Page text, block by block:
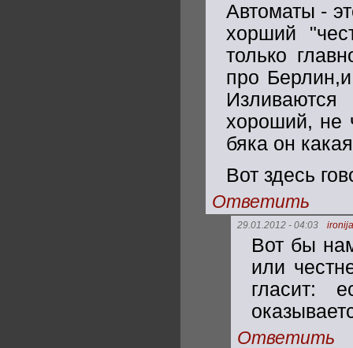
Автоматы -
хорший
только
про
хороший, не
бяка он
Вот здесь
Ответить
29.01.2012 - 04:03 ironija
Вот бы
или
гласит:
Ответить